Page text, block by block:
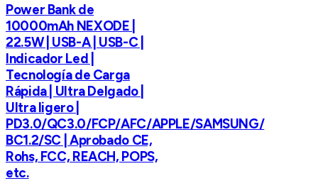
Power Bank de
10000mAh NEXODE |
22.5W | USB-A | USB-C |
Indicador Led |
Tecnología de Carga
Rápida | Ultra Delgado |
Ultra ligero |
PD3.0/QC3.0/FCP/AFC/APPLE/SAMSUNG/
BC1.2/SC | Aprobado CE,
Rohs, FCC, REACH, POPS,
etc.